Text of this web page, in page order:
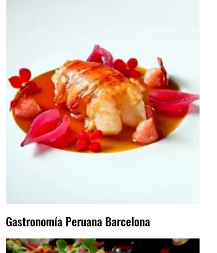
Gastronomía Peruana Barcelona